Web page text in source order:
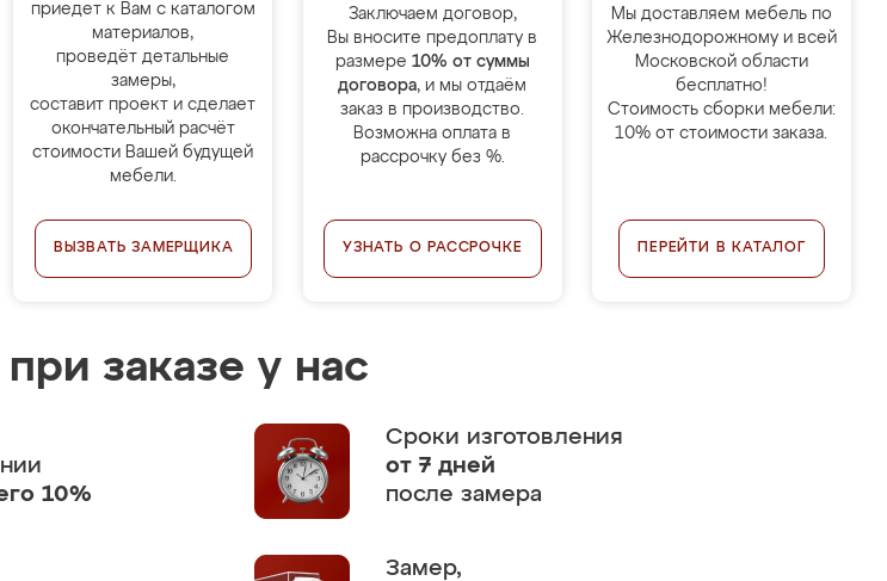
приедет к Вам с каталогом
материалов,
проведёт детальные
замеры,
составит проект и сделает
окончательный расчёт
стоимости Вашей будущей
мебели.
ВЫЗВАТЬ ЗАМЕРЩИКА
Заключаем договор,
Вы вносите предоплату в
размере 10% от суммы
договора, и мы отдаём
заказ в производство.
Возможна оплата в
рассрочку без %.
УЗНАТЬ О РАССРОЧКЕ
Мы доставляем мебель по
Железнодорожному и всей
Московской области
бесплатно!
Стоимость сборки мебели:
10% от стоимости заказа.
ПЕРЕЙТИ В КАТАЛОГ
заказе у нас
10%
Сроки изготовления
от 7 дней
после замера
Замер,